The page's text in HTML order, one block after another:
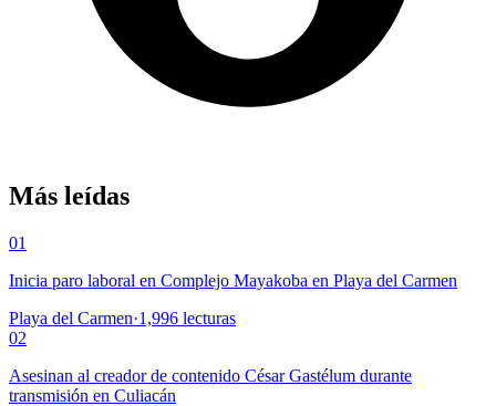
Más leídas
01
Inicia paro laboral en Complejo Mayakoba en Playa del Carmen
Playa del Carmen·1,996 lecturas
02
Asesinan al creador de contenido César Gastélum durante
transmisión en Culiacán